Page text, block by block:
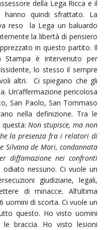
della Lega Ricca e il
hanno quindi sfrattato. La
reso la Lega un baluardo
la libertà di pensiero
in questo partito. Il
Stampa è intervenuto per
lo stesso il sempre
altri. Ci spiegano che gli
Un’affermazione pericolosa
San Paolo, San Tommaso
nella definizione. Tra le
questa:Non stupisce, ma non
la presenza fra i relatori di
Silvana de Mari, condannata
diffamazione nei confronti
nessuno. Ci vuole un
giudiziarie, legali,
di minacce. All’ultima
uomini di scorta. Ci vuole un
questo. Ho visto uomini
braccia. Ho visto lesioni